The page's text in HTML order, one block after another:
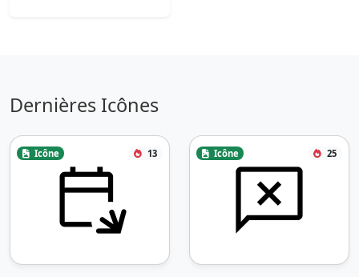
Dernières Icônes
Icône 13 Icône 25